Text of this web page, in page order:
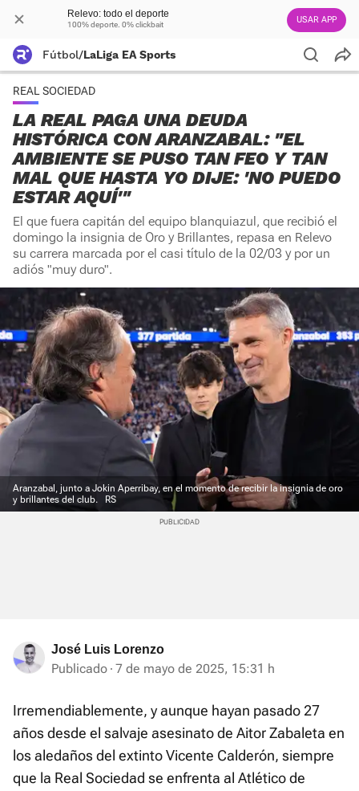
Relevo: todo el deporte
100% deporte. 0% clickbait USAR APP
Fútbol/LaLiga EA Sports
REAL SOCIEDAD
LA REAL PAGA UNA DEUDA
HISTÓRICA CON ARANZABAL: "EL
AMBIENTE SE PUSO TAN FEO Y TAN
MAL QUE HASTA YO DIJE: 'NO PUEDO
ESTAR AQUÍ'"
El que fuera capitán del equipo blanquiazul, que recibió el
domingo la insignia de Oro y Brillantes, repasa en Relevo
su carrera marcada por el casi título de la 02/03 y por un
adiós "muy duro".
Aranzabal, junto a Jokin Aperribay, en el momento de recibir la insignia de oro
y brillantes del club.
RS
José Luis Lorenzo
Publicado 7 de mayo de 2025, 15:31 h
Irremendiablemente, y aunque hayan pasado 27
años desde el salvaje asesinato de Aitor Zabaleta en
los aledaños del extinto Vicente Calderón, siempre
que la Real Sociedad se enfrenta al Atlético de